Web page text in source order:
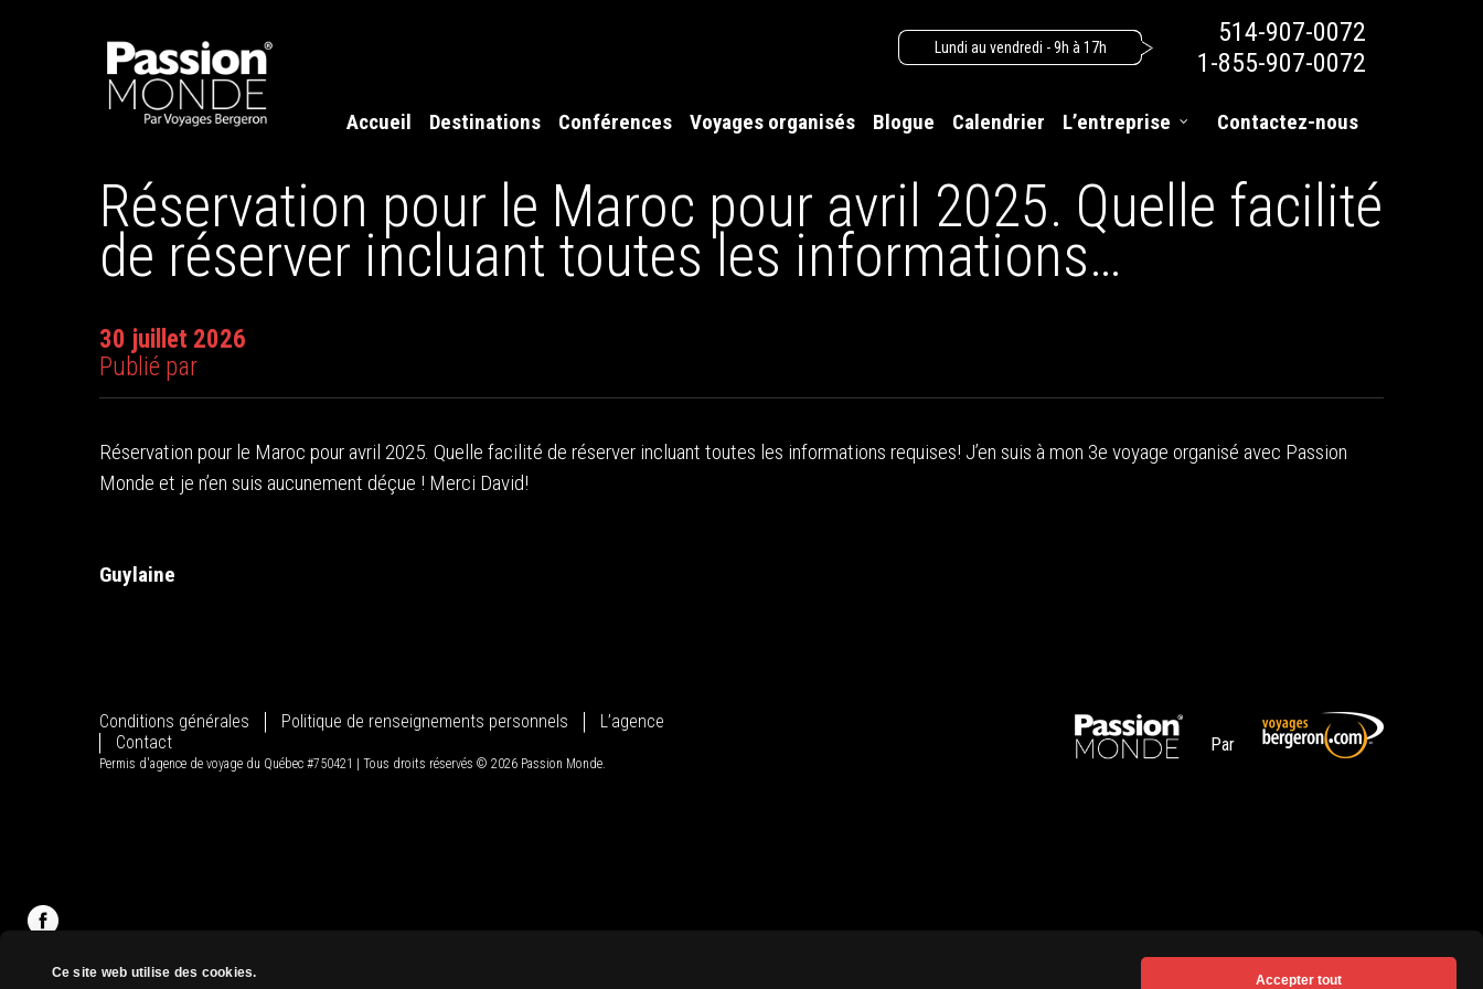
Ce site web utilise des cookies.
Accepter tout
Lundi au vendredi - 9h à 17h
514-907-0072
1-855-907-0072
Accueil Destinations Conférences Voyages organisés Blogue Calendrier L’entreprise Contactez-nous
Réservation pour le Maroc pour avril 2025. Quelle facilité
de réserver incluant toutes les informations…
30 juillet 2026
Publié par
Réservation pour le Maroc pour avril 2025. Quelle facilité de réserver incluant toutes les informations requises! J’en suis à mon 3e voyage organisé avec Passion
Monde et je n’en suis aucunement déçue ! Merci David!
Guylaine
Conditions générales Politique de renseignements personnels
L’agence
Contact
Permis d'agence de voyage du Québec #750421 | Tous droits réservés © 2026 Passion Monde.
Par